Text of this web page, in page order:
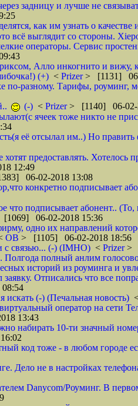
задницу и лучше не
как им узнать о
всё выглядит со стороны.
операторы. Сервис
Алло инкогнито и вижу,
(+) < Prizer> [1131] 06-
по-разному. Тарифы,
(-) < Prizer> [1140] 06-02-
ячеек тоже никто не
её отсылал им..) Но
предоставлять.
12:49
06-02-2018 13:08
конкретно подписывает
что подписывает абонент..
06-02-2018 15:36
одно их направлений
ОВ > [1105] 06-02-2018 18:56
с связью... (-) (IMHO) < Prizer>
Полгода полный анлим
историй из роуминга и
Отписались что все
(-) (Печальная новость)
оператор на сети
13:43
набирать 10-ти значный
код тоже - в любом городе
Дело не в настройках
Danycom/Роуминг. В